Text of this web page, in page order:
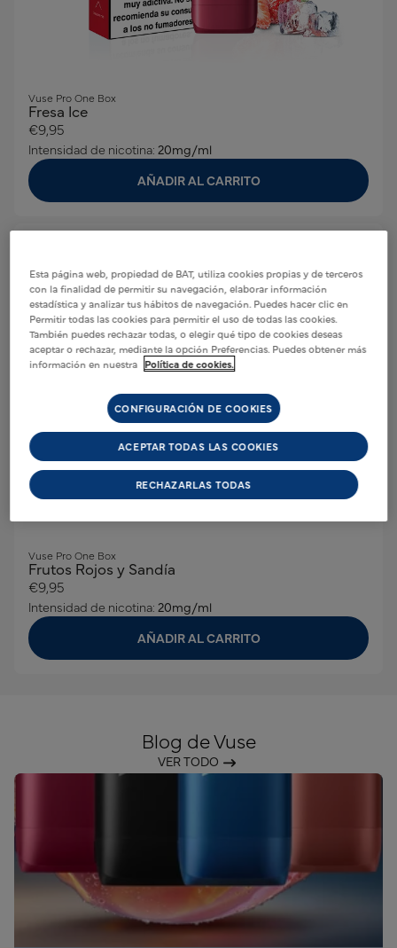
Vuse Pro One Box
Fresa Ice
€9,95
Intensidad de nicotina: 20mg/ml
AÑADIR AL CARRITO
Vuse Pro One Box
Frutos Rojos y Sandía
€9,95
Intensidad de nicotina: 20mg/ml
AÑADIR AL CARRITO
Blog de Vuse
VER TODO
Esta página web, propiedad de BAT, utiliza cookies propias y de terceros
con la finalidad de permitir su navegación, elaborar información
estadística y analizar tus hábitos de navegación. Puedes hacer clic en
Permitir todas las cookies para permitir el uso de todas las cookies.
También puedes rechazar todas, o elegir qué tipo de cookies deseas
aceptar o rechazar, mediante la opción Preferencias. Puedes obtener más
información en nuestra Política de cookies.
CONFIGURACIÓN DE COOKIES
RECHAZARLAS TODAS
ACEPTAR TODAS LAS COOKIES